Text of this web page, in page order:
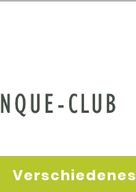
Verschiedenes